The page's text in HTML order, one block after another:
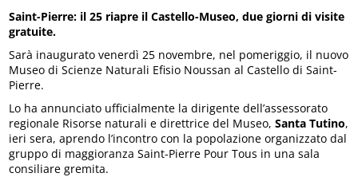
Saint-Pierre: il 25 riapre il Castello-Museo, due giorni di visite
gratuite.
Sarà inaugurato venerdì 25 novembre, nel pomeriggio, il nuovo
Museo di Scienze Naturali Efisio Noussan al Castello di Saint-
Pierre.
Lo ha annunciato ufficialmente la dirigente dell’assessorato
regionale Risorse naturali e direttrice del Museo,Santa Tutino,
ieri sera, aprendo l’incontro con la popolazione organizzato dal
gruppo di maggioranza Saint-Pierre Pour Tous in una sala
consiliare gremita.